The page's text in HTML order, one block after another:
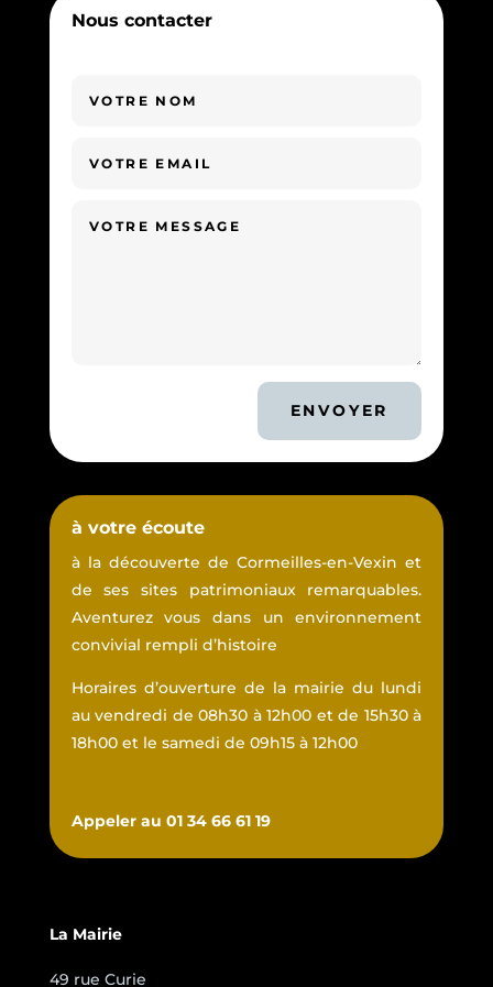
Nous contacter
ENVOYER
à votre écoute
à la découverte de Cormeilles-en-Vexin et
de ses sites patrimoniaux remarquables.
Aventurez vous dans un environnement
convivial rempli d’histoire
Horaires d’ouverture de la mairie du lundi
au vendredi de 08h30 à 12h00 et de 15h30 à
18h00 et le samedi de 09h15 à 12h00
Appeler au 01 34 66 61 19
La Mairie
49 rue Curie